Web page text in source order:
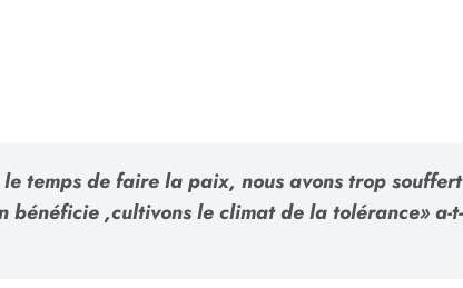
le temps de faire la paix, nous avons trop
bénéficie ,cultivons le climat de la tolérance»